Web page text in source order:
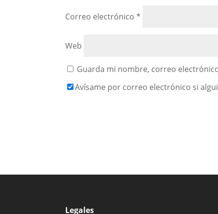
Correo electrónico*
Web
Guarda mi nombre, correo
Avísame por correo electrónico si
Legales